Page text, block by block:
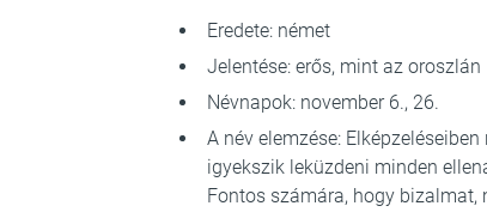
Eredete: német
Jelentése: erős, mint az oroszlán
Névnapok: november 6., 26.
A név elemzése:
igyekszik leküzdeni minden
Fontos számára, hogy